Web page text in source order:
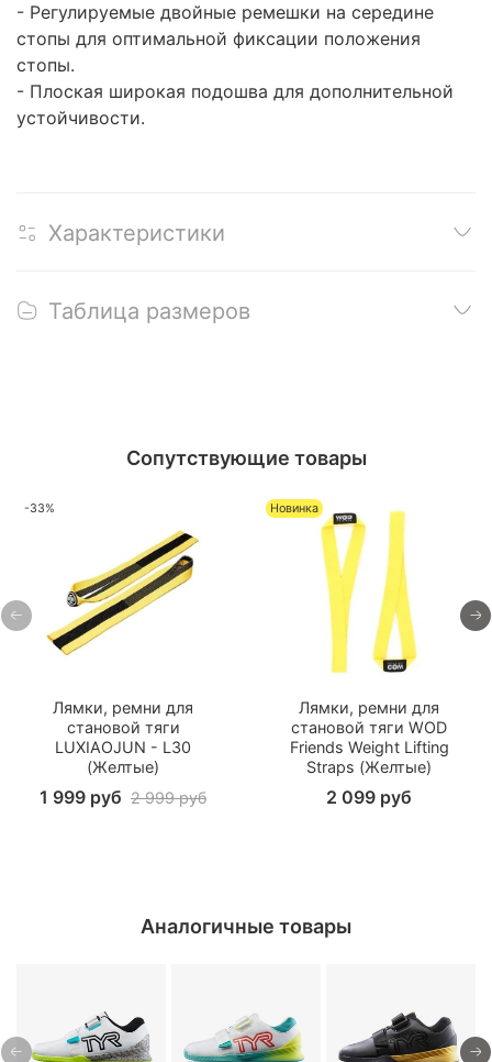
- Регулируемые двойные ремешки на середине
стопы для оптимальной фиксации положения
стопы.
- Плоская широкая подошва для дополнительной
устойчивости.
Характеристики
Таблица размеров
Сопутствующие товары
-33%
Лямки, ремни для
становой тяги
LUXIAOJUN - L30
(Желтые)
1 999 руб 2 999 руб
Новинка
Лямки, ремни для
становой тяги WOD
Friends Weight Lifting
Straps (Желтые)
2 099 руб
Аналогичные товары